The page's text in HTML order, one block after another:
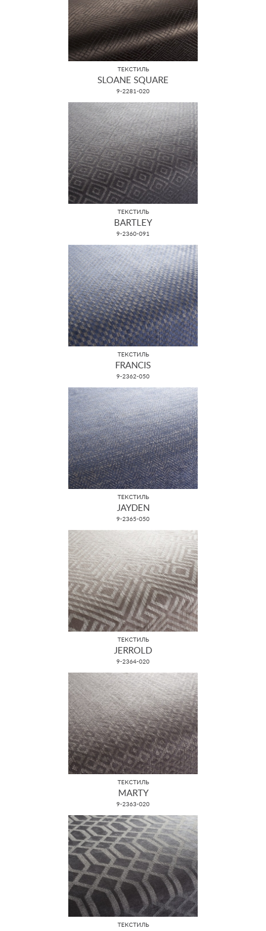
ТЕКСТИЛЬ
SLOANE SQUARE
9-2281-020
ТЕКСТИЛЬ
BARTLEY
9-2360-091
ТЕКСТИЛЬ
FRANCIS
9-2362-050
ТЕКСТИЛЬ
JAYDEN
9-2365-050
ТЕКСТИЛЬ
JERROLD
9-2364-020
ТЕКСТИЛЬ
MARTY
9-2363-020
ТЕКСТИЛЬ